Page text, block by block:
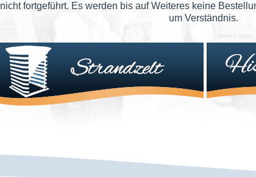
nicht fortgeführt. Es werden bis auf Weiteres keine
um Verständnis.